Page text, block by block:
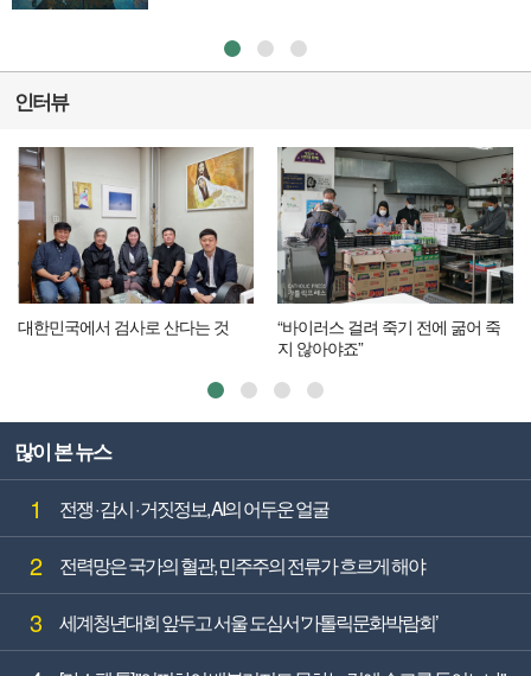
인터뷰
대한민국에서 검사로 산다는 것
“바이러스 걸려 죽기 전에 굶어 죽
지 않아야죠”
많이 본 뉴스
1 전쟁 · 감시 · 거짓정보, AI의 어두운 얼굴
2 전력망은 국가의 혈관, 민주주의 전류가 흐르게 해야
3 세계청년대회 앞두고 서울 도심서 '가톨릭문화박람회’